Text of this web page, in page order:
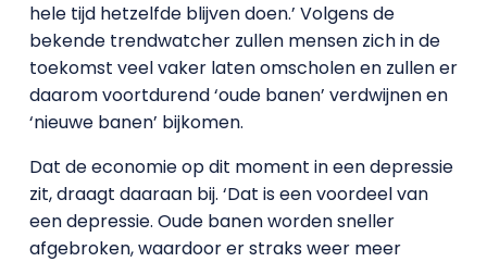
hele tijd hetzelfde blijven doen.’ Volgens de
bekende trendwatcher zullen mensen zich in de
toekomst veel vaker laten omscholen en zullen er
daarom voortdurend ‘oude banen’ verdwijnen en
‘nieuwe banen’ bijkomen.
Dat de economie op dit moment in een depressie
zit, draagt daaraan bij. ‘Dat is een voordeel van
een depressie. Oude banen worden sneller
afgebroken, waardoor er straks weer meer